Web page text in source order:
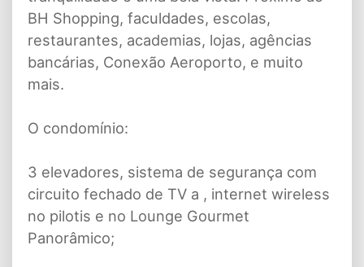
BH Shopping, faculdades, escolas,
restaurantes, academias, lojas, agências
bancárias, Conexão Aeroporto, e muito
mais.
O condomínio:
3 elevadores, sistema de segurança com
circuito fechado de TV a , internet wireless
no pilotis e no Lounge Gourmet
Panorâmico;